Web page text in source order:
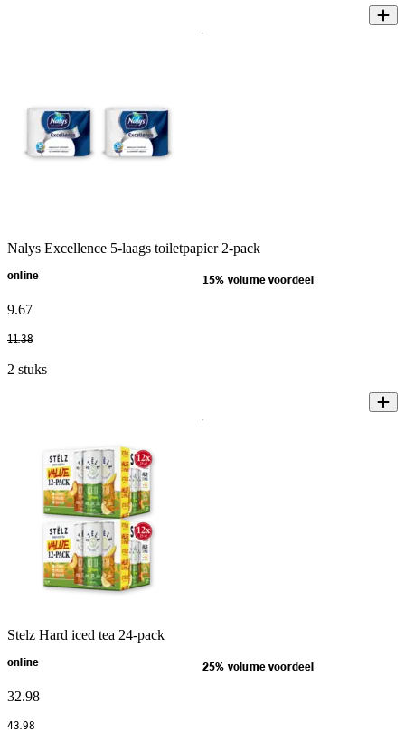
Nalys Excellence 5-laags toiletpapier 2-pack
online 15% volume voordeel
9.67
11.38
2 stuks
Stelz Hard iced tea 24-pack
online 25% volume voordeel
32.98
43.98